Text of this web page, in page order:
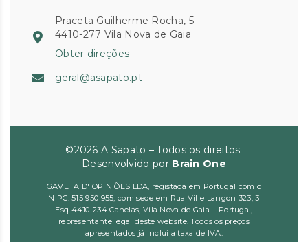
Praceta Guilherme Rocha, 5
4410-277 Vila Nova de Gaia
Obter direções
geral@asapato.pt
©2026 A Sapato – Todos os direitos.
Desenvolvido por Brain One
GAVETA D' OPINIÕES LDA, registada em Portugal com o
NIPC: 515 950 955, com sede em Rua Ville Langon 323, 3
Esq 4410-234 Canelas, Vila Nova de Gaia – Portugal,
representante legal deste website. Todos os preços
apresentados já inclui a taxa de IVA.